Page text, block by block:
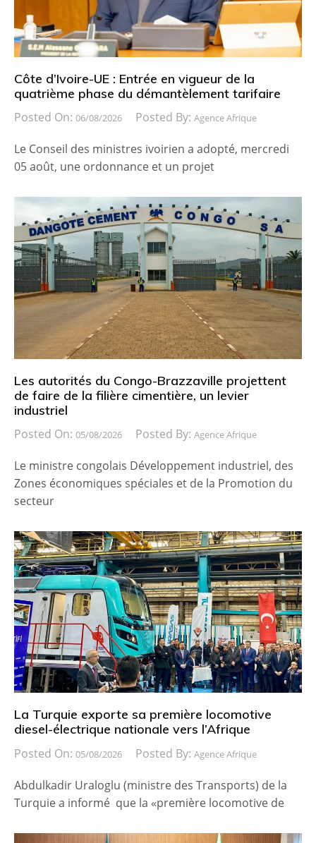
Côte d’Ivoire-UE : Entrée en vigueur de la
quatrième phase du démantèlement tarifaire
Posted On: 06/08/2026 Posted By: Agence Afrique
Le Conseil des ministres ivoirien a adopté, mercredi
05 août, une ordonnance et un projet
Les autorités du Congo-Brazzaville projettent
de faire de la filière cimentière, un levier
industriel
Posted On: 05/08/2026 Posted By: Agence Afrique
Le ministre congolais Développement industriel, des
Zones économiques spéciales et de la Promotion du
secteur
La Turquie exporte sa première locomotive
diesel-électrique nationale vers l’Afrique
Posted On: 05/08/2026 Posted By: Agence Afrique
Abdulkadir Uraloglu (ministre des Transports) de la
Turquie a informé que la «première locomotive de